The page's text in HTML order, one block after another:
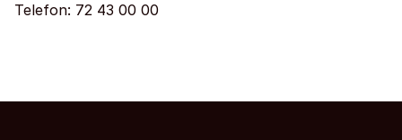
Telefon: 72 43 00 00